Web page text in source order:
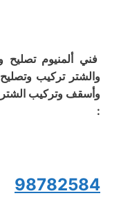
فني ألمنيوم تصليح
والشتر تركيب
وأسقف وتركيب الشتر
:
98782584